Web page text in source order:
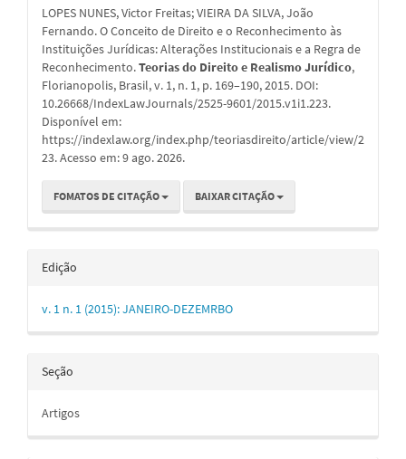
artigo
LOPES NUNES, Victor Freitas; VIEIRA DA SILVA, João
Fernando. O Conceito de Direito e o Reconhecimento às
Instituições Jurídicas: Alterações Institucionais e a Regra de
Reconhecimento.Teorias do Direito e Realismo Jurídico,
Florianopolis, Brasil, v. 1, n. 1, p. 169–190, 2015. DOI:
10.26668/IndexLawJournals/2525-9601/2015.v1i1.223.
Disponível em:
https://indexlaw.org/index.php/teoriasdireito/article/view/2
23. Acesso em: 9 ago. 2026.
FOMATOS DE CITAÇÃO BAIXAR CITAÇÃO
Edição
v. 1 n. 1 (2015): JANEIRO-DEZEMRBO
Seção
Artigos